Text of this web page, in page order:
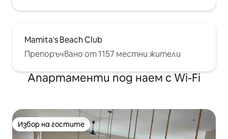
Mamita's Beach Club
Препоръчвано от 1157 местни жители
Апартаменти под наем с Wi-Fi
Избор на гостите
Избор на гостите